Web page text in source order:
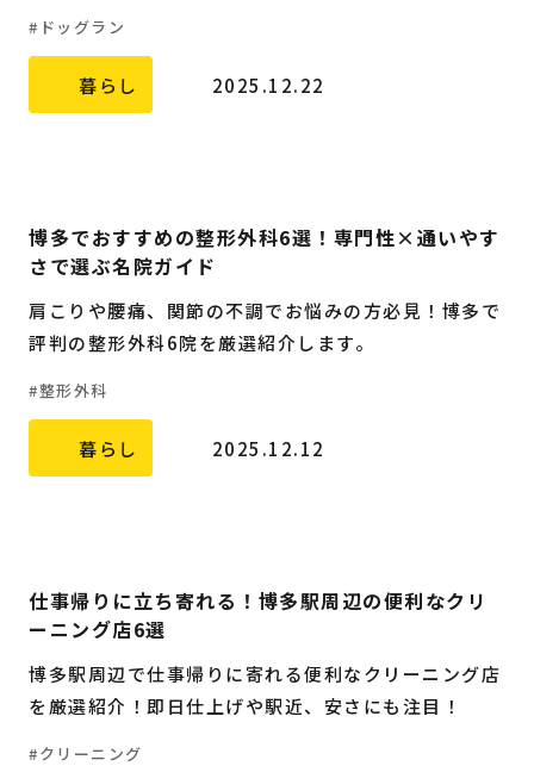
ドッグラン
暮らし 2025.12.22
博多でおすすめの整形外科6選！専門性×通いやす
さで選ぶ名院ガイド
肩こりや腰痛、関節の不調でお悩みの方必見！博多で
評判の整形外科6院を厳選紹介します。
整形外科
暮らし 2025.12.12
仕事帰りに立ち寄れる！博多駅周辺の便利なクリ
ーニング店6選
博多駅周辺で仕事帰りに寄れる便利なクリーニング店
を厳選紹介！即日仕上げや駅近、安さにも注目！
クリーニング